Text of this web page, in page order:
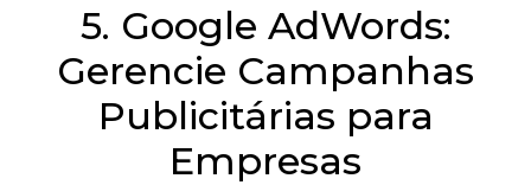
5. Google AdWords:
Gerencie Campanhas
Publicitárias para
Empresas